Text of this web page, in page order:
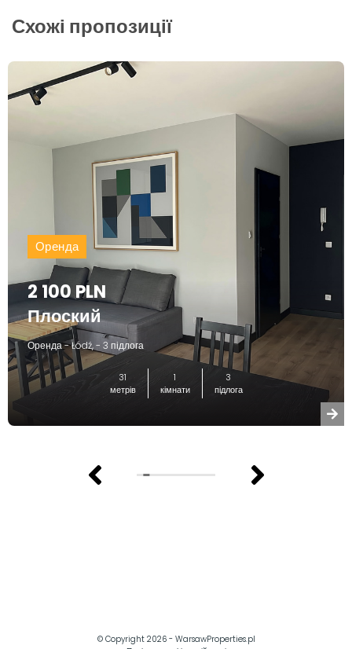
Схожі пропозиції
Оренда
2 100 PLN
Плоский
Оренда - Łódź, - 3 підлога
31
метрів
1
кімнати
3
підлога
© Copyright 2026 - WarsawProperties.pl